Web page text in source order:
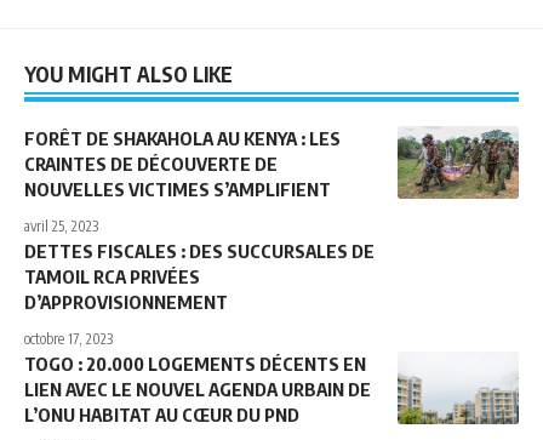
YOU MIGHT ALSO LIKE
FORÊT DE SHAKAHOLA AU KENYA : LES
CRAINTES DE DÉCOUVERTE DE
NOUVELLES VICTIMES S’AMPLIFIENT
avril 25, 2023
DETTES FISCALES : DES SUCCURSALES DE
TAMOIL RCA PRIVÉES
D’APPROVISIONNEMENT
octobre 17, 2023
TOGO : 20.000 LOGEMENTS DÉCENTS EN
LIEN AVEC LE NOUVEL AGENDA URBAIN DE
L’ONU HABITAT AU CŒUR DU PND